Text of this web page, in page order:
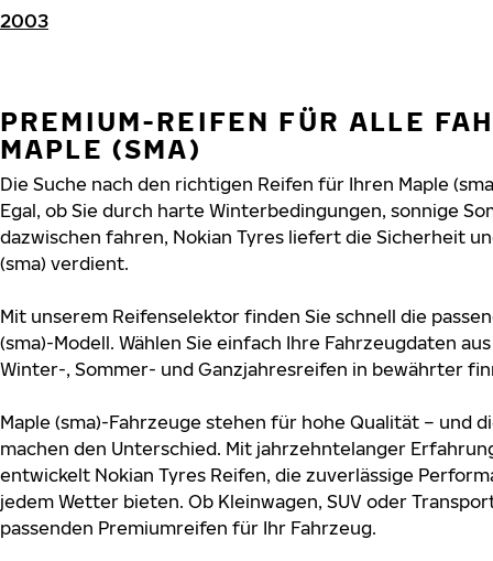
2003
PREMIUM-REIFEN FÜR ALLE
MAPLE (SMA)
Die Suche nach den richtigen Reifen für Ihren Maple
Egal, ob Sie durch harte Winterbedingungen, sonnige
dazwischen fahren, Nokian Tyres liefert die Sicherheit
(sma) verdient.
Mit unserem Reifenselektor finden Sie schnell die
(sma)-Modell. Wählen Sie einfach Ihre Fahrzeugdaten
Winter-, Sommer- und Ganzjahresreifen in bewährter
Maple (sma)-Fahrzeuge stehen für hohe Qualität – und
machen den Unterschied. Mit jahrzehntelanger
entwickelt Nokian Tyres Reifen, die zuverlässige
jedem Wetter bieten. Ob Kleinwagen, SUV oder
passenden Premiumreifen für Ihr Fahrzeug.